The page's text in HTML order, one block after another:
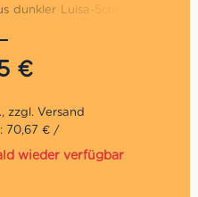
dunkler Luisa-Schokolade.
– ideal zum Verschenken,
zu Espresso und Kaffee.
g. €
70,67 € /
wieder verfügbar